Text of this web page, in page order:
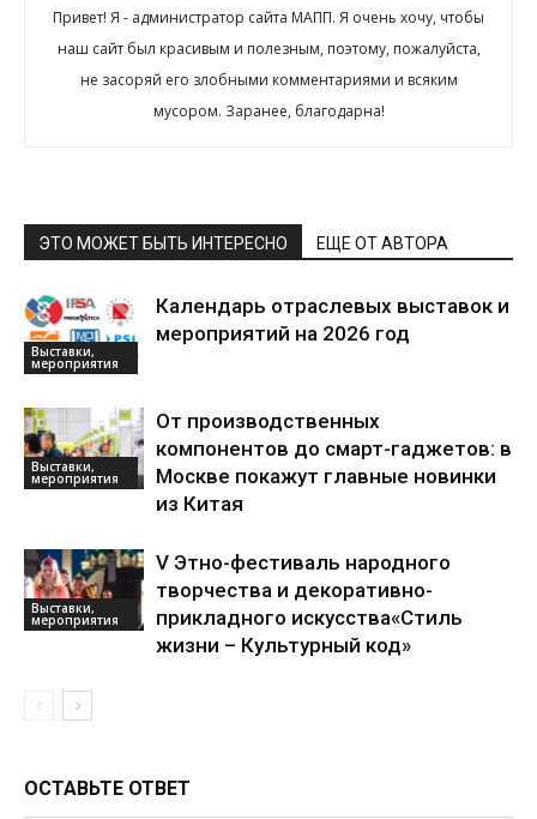
Привет! Я - администратор сайта МАПП. Я очень хочу, чтобы
наш сайт был красивым и полезным, поэтому, пожалуйста,
не засоряй его злобными комментариями и всяким
мусором. Заранее, благодарна!
ЭТО МОЖЕТ БЫТЬ ИНТЕРЕСНО ЕЩЕ ОТ АВТОРА
Выставки,
мероприятия
Календарь отраслевых выставок и
мероприятий на 2026 год
Выставки,
мероприятия
От производственных
компонентов до смарт-гаджетов: в
Москве покажут главные новинки
из Китая
Выставки,
мероприятия
V Этно-фестиваль народного
творчества и декоративно-
прикладного искусства«Стиль
жизни – Культурный код»
ОСТАВЬТЕ ОТВЕТ